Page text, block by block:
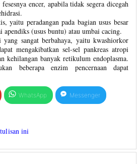
encer, apabila tidak segera dicegah
yaitu peradangan pada bagian usus besar
apendiks (usus buntu) atau umbai cacing.
sangat berbahaya, yaitu kwashiorkor
mengakibatkan sel-sel pankreas atropi
kehilangan banyak retikulum endoplasma.
beberapa enzim pencernaan dapat
WhatsApp Messenger
ini